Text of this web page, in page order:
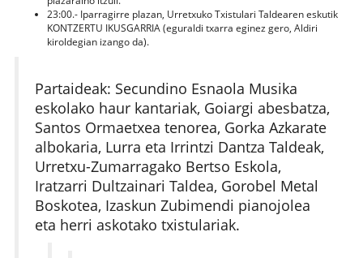
23:00.- Iparragirre plazan, Urretxuko Txistulari Taldearen eskutik
KONTZERTU IKUSGARRIA (eguraldi txarra eginez gero, Aldiri
kiroldegian izango da).
Partaideak: Secundino Esnaola Musika
eskolako haur kantariak, Goiargi abesbatza,
Santos Ormaetxea tenorea, Gorka Azkarate
albokaria, Lurra eta Irrintzi Dantza Taldeak,
Urretxu-Zumarragako Bertso Eskola,
Iratzarri Dultzainari Taldea, Gorobel Metal
Boskotea, Izaskun Zubimendi pianojolea
eta herri askotako txistulariak.